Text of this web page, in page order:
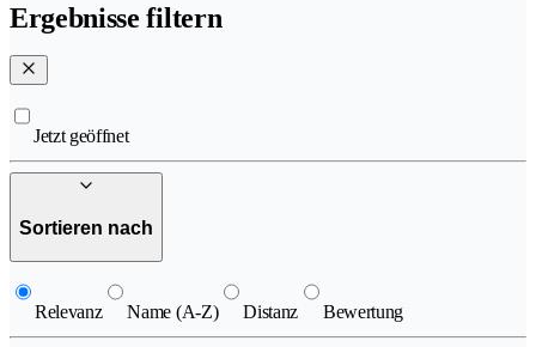
Ergebnisse filtern
Jetzt geöffnet
Sortieren nach
Relevanz Name (A-Z) Distanz Bewertung